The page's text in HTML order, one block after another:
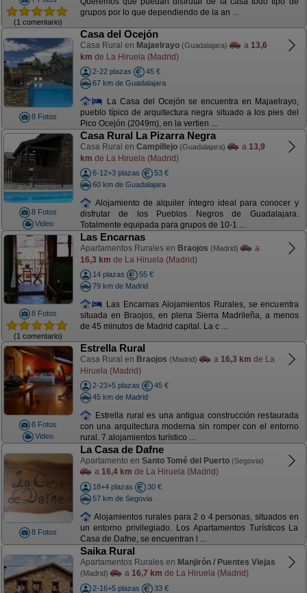
(1 comentario)
grupos por lo que dependiendo de la an ...
8 Fotos
Casa del Ocejón
Casa Rural en Majaelrayo (Guadalajara) a 13,6
km de La Hiruela (Madrid)
2-22 plazas
45 €
67 km de Guadalajara
La Casa del Ocejón se encuentra en Majaelrayo,
pueblo típico de arquitectura negra situado a los pies del
Pico Ocejón (2049m), en la vertien ...
8 Fotos
Video
Casa Rural La Pizarra Negra
Casa Rural en Campillejo (Guadalajara) a 13,9
km de La Hiruela (Madrid)
6-12+3 plazas
53 €
60 km de Guadalajara
Alojamiento de alquiler íntegro ideal para conocer y
disfrutar de los Pueblos Negros de Guadalajara.
Totalmente equipada para grupos de 10-1 ...
8 Fotos
(1 comentario)
Las Encarnas
Apartamentos Rurales en Braojos (Madrid)
a
16,3 km de La Hiruela (Madrid)
14 plazas
55 €
79 km de Madrid
Las Encarnas Alojamientos Rurales, se encuentra
situada en Braojos, en plena Sierra Madrileña, a menos
de 45 minutos de Madrid capital. La c ...
8 Fotos
Video
Estrella Rural
Casa Rural en Braojos (Madrid) a 16,3 km de La
Hiruela (Madrid)
2-23+5 plazas
45 €
45 km de Madrid
Estrella rural es una antigua construcción restaurada
con una arquitectura moderna sin romper con el entorno
rural. 7 alojamientos turístico ...
8 Fotos
La Casa de Dafne
Apartamento en Santo Tomé del Puerto (Segovia)
a 16,4 km de La Hiruela (Madrid)
18+4 plazas
30 €
57 km de Segovia
Alojamientos rurales para 2 o 4 personas, situados en
un entorno privilegiado. Los Apartamentos Turísticos La
Casa de Dafne, se encuentran l ...
Saika Rural
Apartamentos Rurales en Manjirón / Puentes Viejas
(Madrid) a 16,7 km de La Hiruela (Madrid)
2-16+5 plazas
33 €